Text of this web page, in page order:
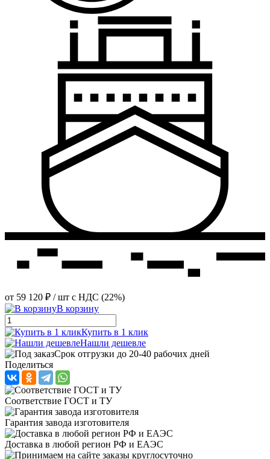
от 59 120 ₽ / шт с НДС (22%)
В корзину
Купить в 1 клик
Нашли дешевле
Срок отгрузки до 20-40 рабочих дней
Поделиться
Соответствие ГОСТ и ТУ
Гарантия завода изготовителя
Доставка в любой регион РФ и ЕАЭС